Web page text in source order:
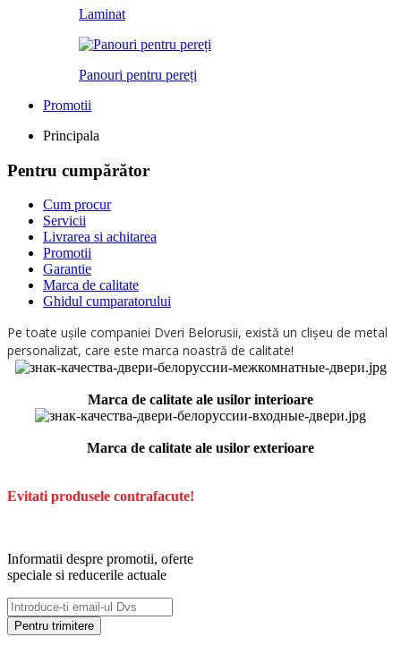
Laminat
Panouri pentru pereți
Promotii
Principala
Pentru cumpărător
Cum procur
Servicii
Livrarea si achitarea
Promotii
Garantie
Marca de calitate
Ghidul cumparatorului
Pe toate ușile companiei Dveri Belorusii, există un clișeu de metal
personalizat, care este marca noastră de calitate!
Marca de calitate ale usilor interioare
Marca de calitate ale usilor exterioare
Evitati produsele contrafacute!
Informatii despre promotii, oferte
speciale si reducerile actuale